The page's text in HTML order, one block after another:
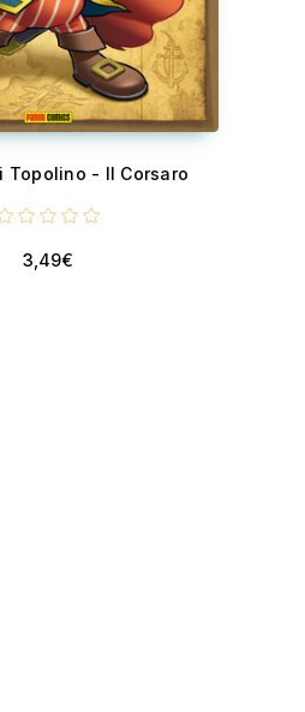
Topolino - Il Corsaro
3,49€